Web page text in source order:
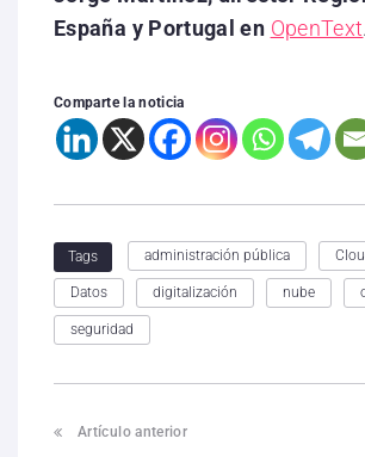
España y Portugal en OpenText.
Comparte la noticia
Tags administración pública
Datos digitalización nube
seguridad
Artículo anterior